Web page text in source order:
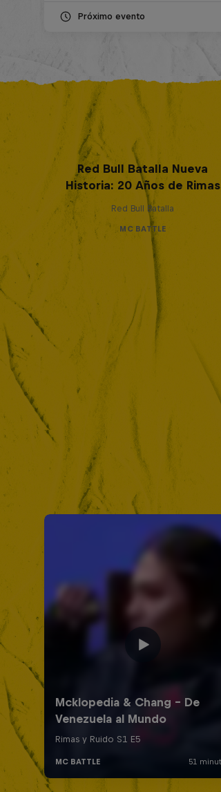
Próximo evento
Red Bull Batalla Nueva
Historia: 20 Años de Rimas
Red Bull Batalla
MC BATTLE